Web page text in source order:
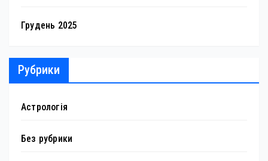
Грудень 2025
Рубрики
Астрологія
Без рубрики